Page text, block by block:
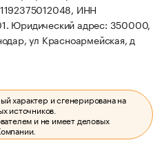
ИНН
Юридический адрес: 350000,
ул Красноармейская, д
характер и сгенерирована на
источников.
и не имеет деловых